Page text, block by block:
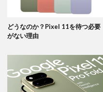
どうなのか？Pixel 11を待つ必要
がない理由